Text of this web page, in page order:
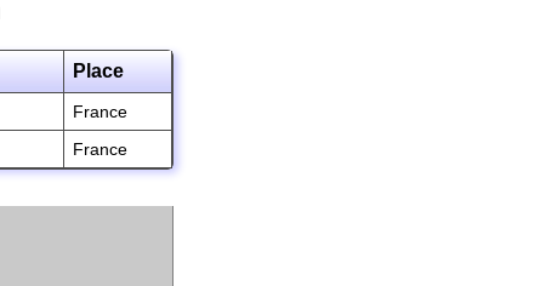
Place
France
France